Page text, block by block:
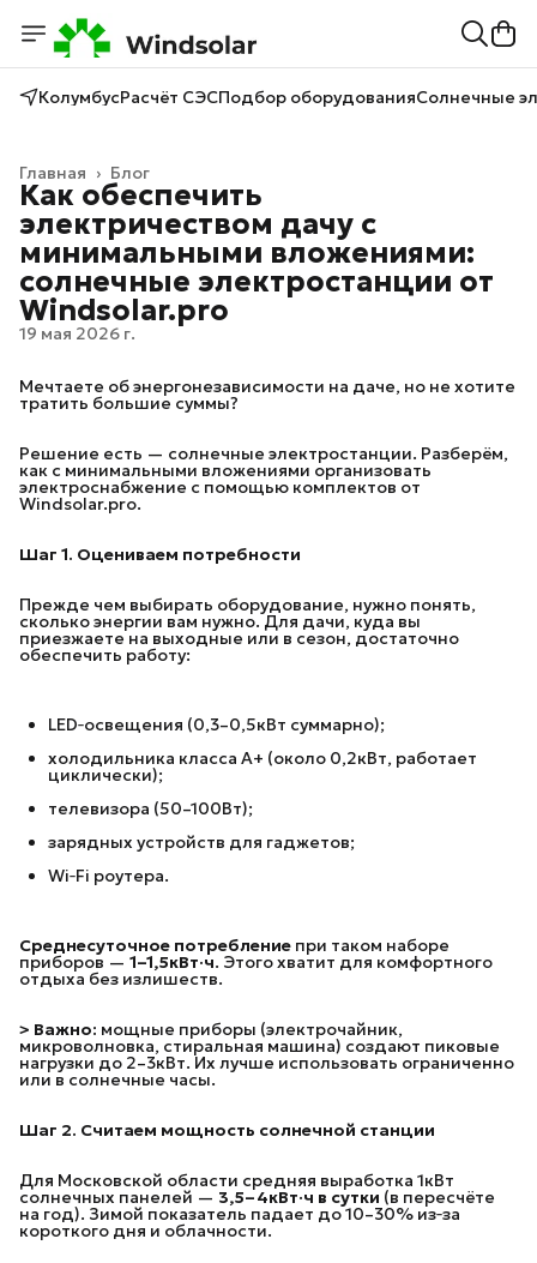
КолумбусРасчёт СЭСПодбор оборудованияСолнечные
Блог
Главная ›
Как обеспечить
электричеством дачу с
минимальными вложениями:
солнечные электростанции от
Windsolar.pro
19 мая 2026 г.
Мечтаете об энергонезависимости на даче, но не хотите
тратить большие суммы?
Решение есть — солнечные электростанции. Разберём,
как с минимальными вложениями организовать
электроснабжение с помощью комплектов от
Windsolar.pro.
Шаг 1. Оцениваем потребности
Прежде чем выбирать оборудование, нужно понять,
сколько энергии вам нужно. Для дачи, куда вы
приезжаете на выходные или в сезон, достаточно
обеспечить работу:
LED‑освещения (0,3–0,5кВт суммарно);
холодильника класса А+ (около 0,2кВт, работает
циклически);
телевизора (50–100Вт);
зарядных устройств для гаджетов;
Wi‑Fi роутера.
Среднесуточное потребление при таком наборе
приборов — 1–1,5кВт·ч. Этого хватит для комфортного
отдыха без излишеств.
> Важно: мощные приборы (электрочайник,
микроволновка, стиральная машина) создают пиковые
нагрузки до 2–3кВт. Их лучше использовать ограниченно
или в солнечные часы.
Шаг 2. Считаем мощность солнечной станции
Для Московской области средняя выработка 1кВт
солнечных панелей — 3,5–4кВт·ч в сутки (в пересчёте
на год). Зимой показатель падает до 10–30% из‑за
короткого дня и облачности.